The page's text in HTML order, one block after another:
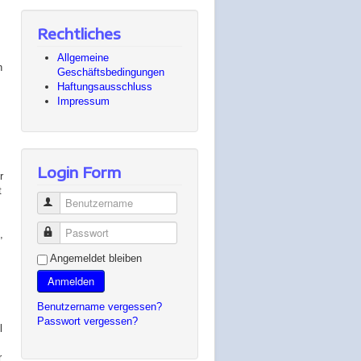
Rechtliches
Allgemeine
Geschäftsbedingungen
Haftungsausschluss
Impressum
Login Form
Benutzername
Passwort
Angemeldet bleiben
Anmelden
Benutzername vergessen?
Passwort vergessen?